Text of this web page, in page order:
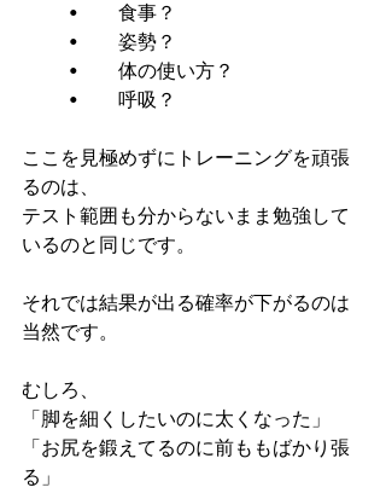
	•	食事？
	•	姿勢？
	•	体の使い方？
	•	呼吸？
ここを見極めずにトレーニングを頑張
るのは、
テスト範囲も分からないまま勉強して
いるのと同じです。
それでは結果が出る確率が下がるのは
当然です。
むしろ、
「脚を細くしたいのに太くなった」
「お尻を鍛えてるのに前ももばかり張
る」